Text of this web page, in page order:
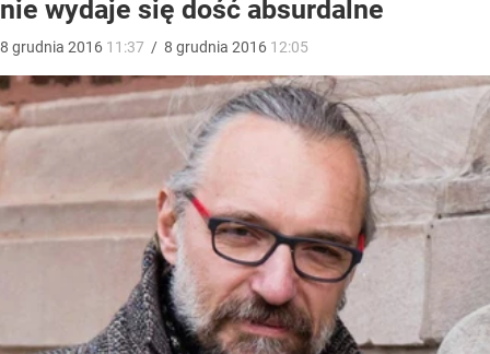
nie wydaje się dość absurdalne
8 grudnia 2016 11:37 / 8 grudnia 2016 12:05